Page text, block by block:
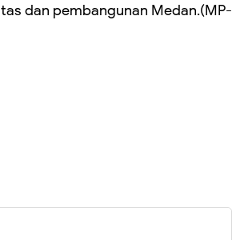
dan pembangunan Medan.(MP-